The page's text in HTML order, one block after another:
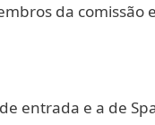
da comissão
entrada e a de